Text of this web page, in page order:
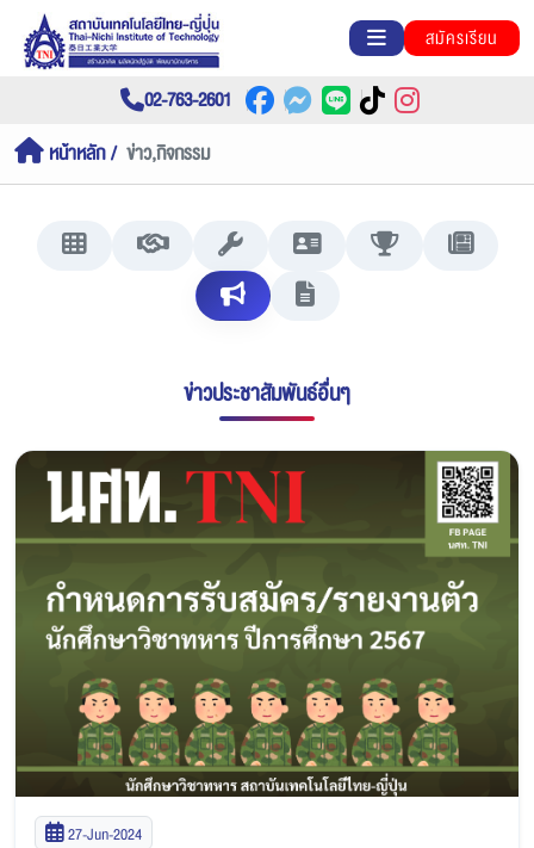
สมัครเรียน
02-763-2601
หน้าหลัก ข่าว,กิจกรรม
ข่าวประชาสัมพันธ์อื่นๆ
27-Jun-2024